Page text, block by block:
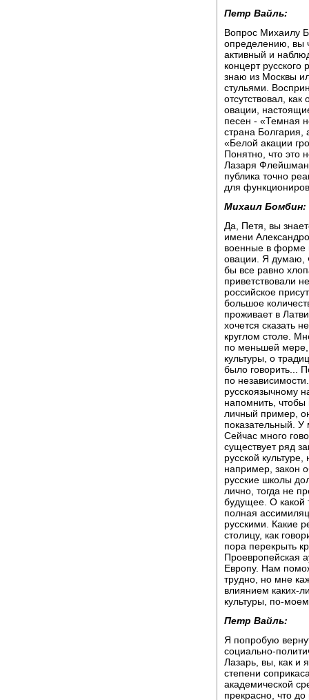
Петр Вайль:
Вопрос Михаилу
определению, вы
активный и
концерт
знаю из Москвы
стульями.
отсутствовал,
овации,
песен - «Темная
страна Болгария,
«Белой акации
Понятно, что
Лазаря
публика точно
для
Михаил Бомбин:
Да, Петя, вы
имени
военные в форме
овации. Я думаю,
бы все равно
приветствовали
российское
большое
проживает в
хочется сказать
круглом столе.
по меньшей мере,
культуры, о
было говорить...
по
русскоязычному
напомнить, чтобы
личный пример,
показательный. У
Сейчас много
существует ряд
русской
например, закон
русские школы
лично, тогда не
будущее. О какой
полная
русскими. Какие
столицу, как
пора перекрыть
Проевропейская
Европу. Нам
трудно, но мне
влиянием каких-
культуры, по-
Петр Вайль:
Я попробую
социально-
Лазарь, вы, как и
степени
академической
прекрасно, что